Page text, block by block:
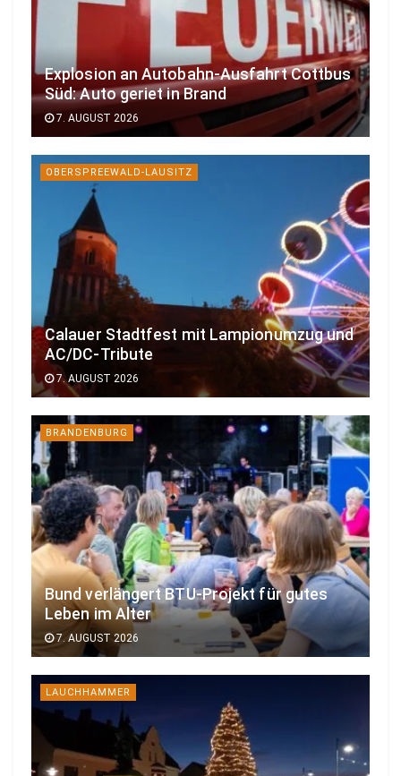
Explosion an Autobahn-Ausfahrt Cottbus
Süd: Auto geriet in Brand
7. AUGUST 2026
OBERSPREEWALD-LAUSITZ
Calauer Stadtfest mit Lampionumzug und
AC/DC-Tribute
7. AUGUST 2026
BRANDENBURG
Bund verlängert BTU-Projekt für gutes
Leben im Alter
7. AUGUST 2026
LAUCHHAMMER